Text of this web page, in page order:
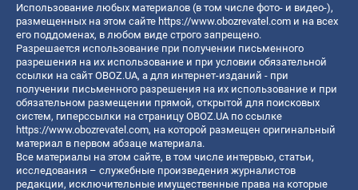
Использование любых материалов (в том числе фото- и видео-),
размещенных на этом сайте https://www.obozrevatel.com и на всех
его поддоменах, в любом виде строго запрещено.
Разрешается использование при получении письменного
разрешения на их использование и при условии обязательной
ссылки на сайт OBOZ.UA, а для интернет-изданий - при
получении письменного разрешения на их использование и при
обязательном размещении прямой, открытой для поисковых
систем, гиперссылки на страницу OBOZ.UA по ссылке
https://www.obozrevatel.com, на которой размещен оригинальный
материал в первом абзаце материала.
Все материалы на этом сайте, в том числе интервью, статьи,
исследования – служебные произведения журналистов
редакции, исключительные имущественные права на которые